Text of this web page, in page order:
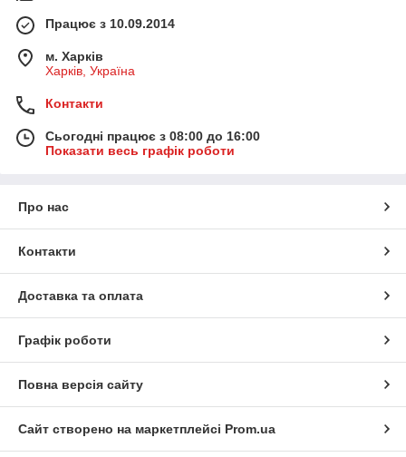
Працює з 10.09.2014
м. Харків
Харків, Україна
Контакти
Сьогодні працює з 08:00 до 16:00
Показати весь графік роботи
Про нас
Контакти
Доставка та оплата
Графік роботи
Повна версія сайту
Сайт створено на маркетплейсі Prom.ua